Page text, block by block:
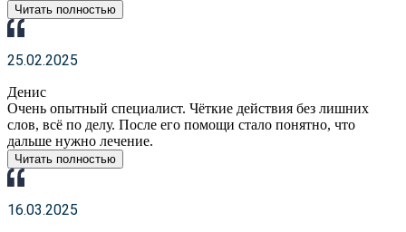
Читать полностью
25.02.2025
Денис
Очень опытный специалист. Чёткие действия без лишних
слов, всё по делу. После его помощи стало понятно, что
дальше нужно лечение.
Читать полностью
16.03.2025